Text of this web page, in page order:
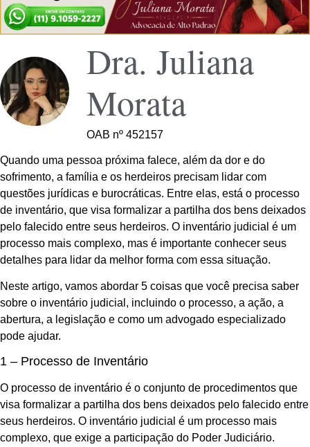
Dra. Juliana
Morata
OAB nº 452157
Quando uma pessoa próxima falece, além da dor e do
sofrimento, a família e os herdeiros precisam lidar com
questões jurídicas e burocráticas. Entre elas, está o processo
de inventário, que visa formalizar a partilha dos bens deixados
pelo falecido entre seus herdeiros. O inventário judicial é um
processo mais complexo, mas é importante conhecer seus
detalhes para lidar da melhor forma com essa situação.
Neste artigo, vamos abordar 5 coisas que você precisa saber
sobre o inventário judicial, incluindo o processo, a ação, a
abertura, a legislação e como um advogado especializado
pode ajudar.
1 – Processo de Inventário
O processo de inventário é o conjunto de procedimentos que
visa formalizar a partilha dos bens deixados pelo falecido entre
seus herdeiros. O inventário judicial é um processo mais
complexo, que exige a participação do Poder Judiciário.